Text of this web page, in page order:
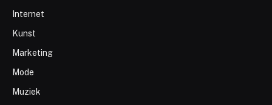
Internet
Kunst
Marketing
Mode
Muziek